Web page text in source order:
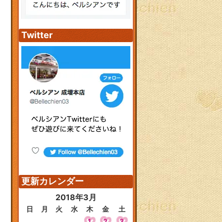
Twitter
更新カレンダー
2018年3月
日 月 火 水 木 金
土